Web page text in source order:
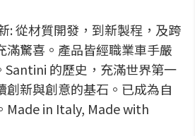
: 從材質開發，到新製程，及跨
滿驚喜。產品皆經職業車手嚴
的歷史，充滿世界第一
創新與創意的基石。已成為自
Made in Italy, Made with